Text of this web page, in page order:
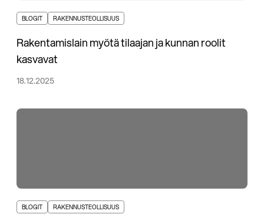
BLOGIT RAKENNUSTEOLLISUUS
Rakentamislain myötä tilaajan ja kunnan roolit
kasvavat
18.12.2025
BLOGIT RAKENNUSTEOLLISUUS